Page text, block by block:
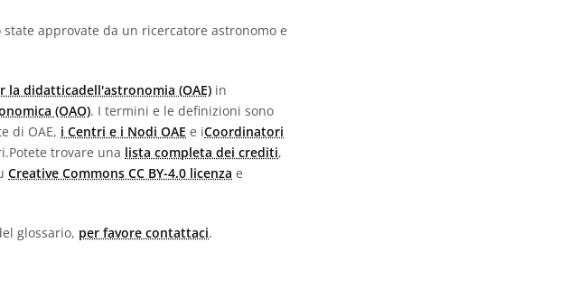
approvate da un ricercatore astronomo e
la didatticadell'astronomia (OAE) in
(OAO). I termini e le definizioni sono
di OAE, i Centri e i Nodi OAE e iCoordinatori
trovare una lista completa dei crediti,
Creative Commons CC BY-4.0 licenza e
glossario, per favore contattaci.